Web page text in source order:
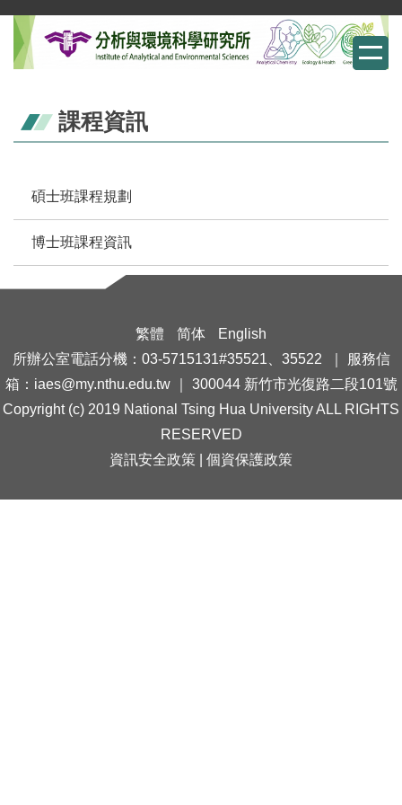
跳
到
主
課程資訊
碩士班課程規劃
博士班課程資訊
繁體 简体
English
所辦公室電話分機：03-5715131#35521、35522 ｜ 服務信
箱：iaes@my.nthu.edu.tw ｜ 300044 新竹市光復路二段101號
Copyright (c) 2019 National Tsing Hua University ALL RIGHTS
RESERVED
資訊安全政策
個資保護政策